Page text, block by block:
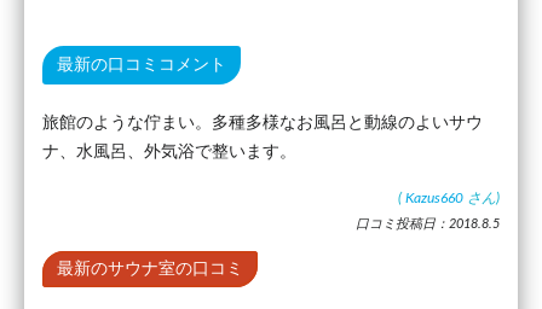
最新の口コミコメント
旅館のような佇まい。多種多様なお風呂と動線のよいサウ
ナ、水風呂、外気浴で整います。
( Kazus660 さん)
口コミ投稿日：2018.8.5
最新のサウナ室の口コミ